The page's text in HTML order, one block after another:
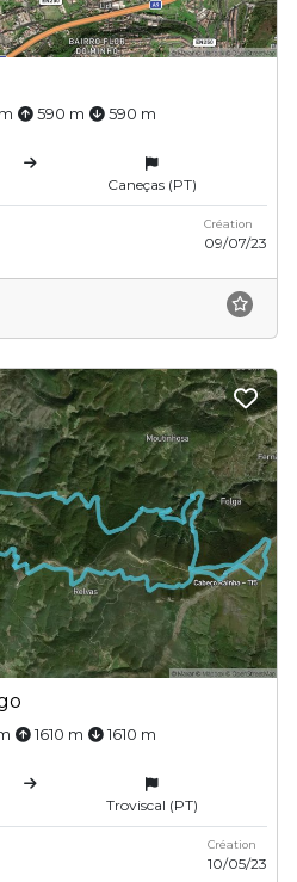
590 m 590 m
Caneças (PT)
Création
09/07/23
1610 m 1610 m
Troviscal (PT)
Création
10/05/23